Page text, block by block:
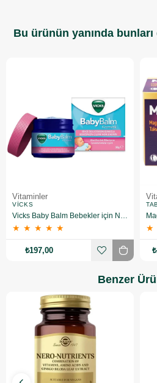
Bu ürünün yanında
Vitaminler
VICKS
Vicks Baby Balm Bebekler için Nemlendirici 50 gr
★ ★ ★ ★ ★
₺197,00
★
Benzer